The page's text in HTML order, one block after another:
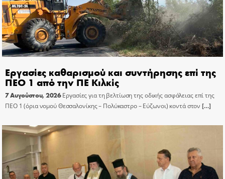
Εργασίες καθαρισμού και συντήρησης επί της
ΠΕΟ 1 από την ΠΕ Κιλκίς
7 Αυγούστου, 2026 Εργασίες για τη βελτίωση της οδικής ασφάλειας επί της
ΠΕΟ 1 (όρια νομού Θεσσαλονίκης – Πολύκαστρο – Εύζωνοι) κοντά στον […]